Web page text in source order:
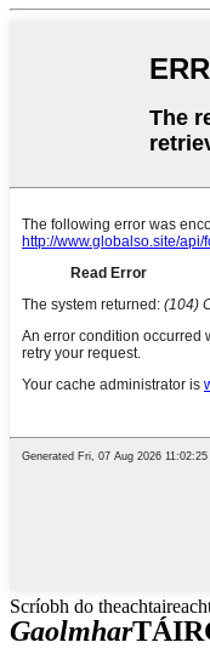
Scríobh do
Gaolmhar